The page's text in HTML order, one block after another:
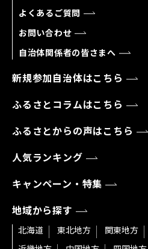
よくあるご質問
お問い合わせ
自治体関係者の皆さまへ
新規参加自治体はこちら
ふるさとコラムはこちら
ふるさとからの声はこちら
人気ランキング
キャンペーン・特集
地域から探す
北海道 東北地方 関東地方